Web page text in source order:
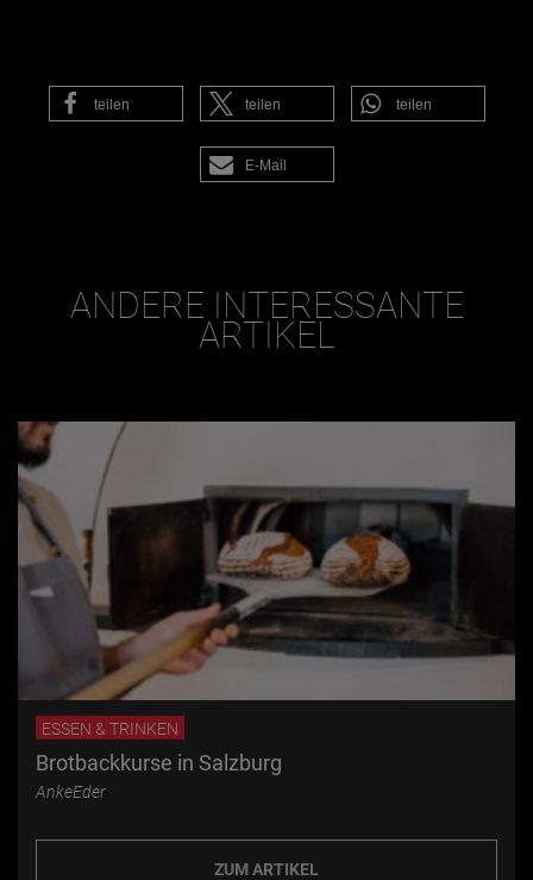
teilen teilen teilen
E-Mail
ANDERE INTERESSANTE
ARTIKEL
ESSEN & TRINKEN
Brotbackkurse in Salzburg
AnkeEder
ZUM ARTIKEL